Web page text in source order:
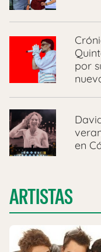
por
en
ARTISTAS